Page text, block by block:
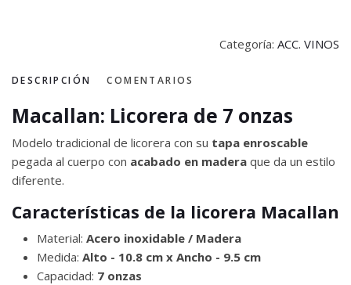
Categoría: ACC. VINOS
DESCRIPCIÓN COMENTARIOS
Macallan: Licorera de 7 onzas
Modelo tradicional de licorera con su tapa enroscable
pegada al cuerpo con acabado en madera que da un estilo
diferente.
Características de la licorera Macallan
Material: Acero inoxidable / Madera
Medida: Alto - 10.8 cm x Ancho - 9.5 cm
Capacidad: 7 onzas